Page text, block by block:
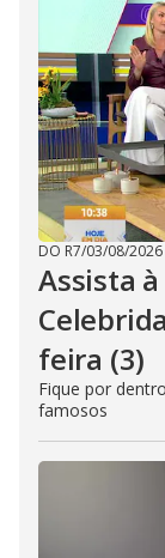
DO R7/03/08/2026
Assista
feira (3)
Fique por
famosos